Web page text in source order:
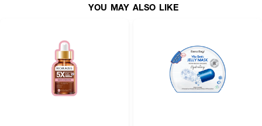
YOU MAY ALSO LIKE